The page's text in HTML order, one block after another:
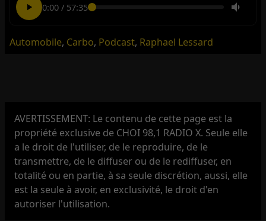
0:00/ 57:35
Automobile, Carbo, Podcast, Raphael Lessard
AVERTISSEMENT: Le contenu de cette page est la
propriété exclusive de CHOI 98,1 RADIO X. Seule elle
a le droit de l'utiliser, de le reproduire, de le
transmettre, de le diffuser ou de le rediffuser, en
totalité ou en partie, à sa seule discrétion, aussi, elle
est la seule à avoir, en exclusivité, le droit d'en
autoriser l'utilisation.